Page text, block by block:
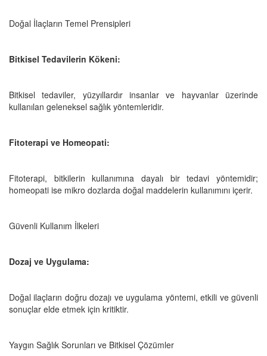
Doğal İlaçların Temel Prensipleri
Bitkisel Tedavilerin Kökeni:
Bitkisel tedaviler, yüzyıllardır insanlar ve hayvanlar üzerinde
kullanılan geleneksel sağlık yöntemleridir.
Fitoterapi ve Homeopati:
Fitoterapi, bitkilerin kullanımına dayalı bir tedavi yöntemidir;
homeopati ise mikro dozlarda doğal maddelerin kullanımını içerir.
Güvenli Kullanım İlkeleri
Dozaj ve Uygulama:
Doğal ilaçların doğru dozajı ve uygulama yöntemi, etkili ve güvenli
sonuçlar elde etmek için kritiktir.
Yaygın Sağlık Sorunları ve Bitkisel Çözümler